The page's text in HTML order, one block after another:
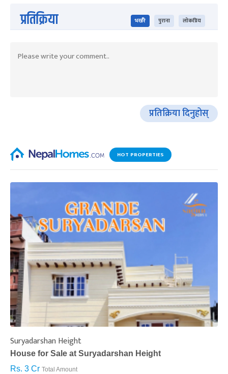
प्रतिक्रिया भर्खरै पुराना लोकप्रिय
प्रतिक्रिया दिनुहोस्
HOT PROPERTIES
Suryadarshan Height
House for Sale at Suryadarshan Height
Rs. 3 Cr Total Amount